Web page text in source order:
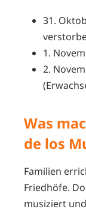
31.
1.
2.
Was
de los
Familien
Friedhöfe.
musiziert